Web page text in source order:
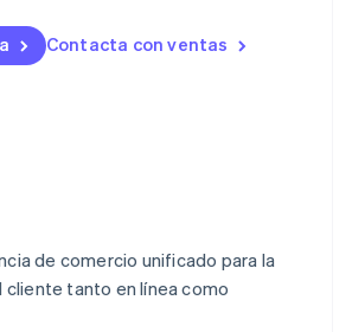
Contacta con ventas
de comercio unificado para la
cliente tanto en línea como